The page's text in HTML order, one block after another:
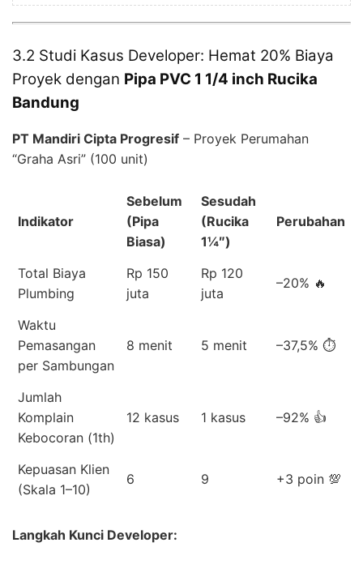
3.2 Studi Kasus Developer: Hemat 20% Biaya
Proyek dengan Pipa PVC 1 1/4 inch Rucika
Bandung
PT Mandiri Cipta Progresif – Proyek Perumahan
“Graha Asri” (100 unit)
Indikator
Sebelum
(Pipa
Biasa)
Sesudah
(Rucika
1¼″)
Perubahan
Total Biaya
Plumbing
Rp 150
juta
Rp 120
juta
–20% 🔥
Waktu
Pemasangan
per Sambungan
8 menit 5 menit –37,5% ⏱️
Jumlah
Komplain
Kebocoran (1th)
12 kasus 1 kasus –92% 👍
Kepuasan Klien
(Skala 1–10)
6 9 +3 poin 💯
Langkah Kunci Developer: